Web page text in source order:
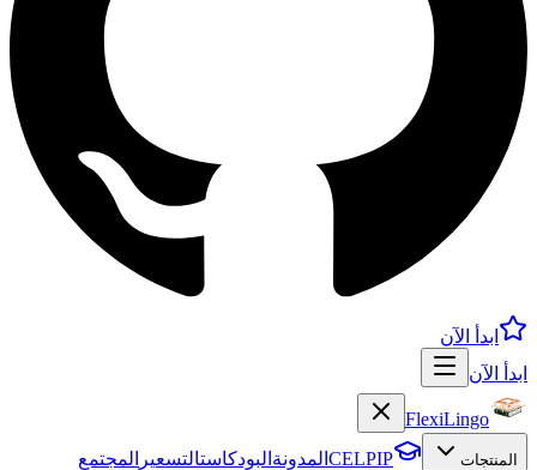
ابدأ الآن
ابدأ الآن
FlexiLingo
المنتجات CELPIP المدونة البودكاستالتسعير المجتمع